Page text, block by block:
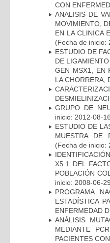
CON
ANALISIS DE
MOVIMIENTO,
EN LA CLINICA
(Fecha de inicio:
ESTUDIO DE
DE
GEN MSX1, EN
LA CHORRERA,
GRUPO DE
inicio: 2012-08-
ESTUDIO DE
MUESTRA DE
(Fecha de inicio:
X5.1 DEL
POBLACIÓN
inicio: 2008-06-
PROGRAMA
ESTADÍSTICA
ENFERMEDAD
ANÁLISIS
MEDIANTE
PACIENTES